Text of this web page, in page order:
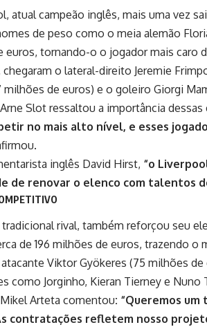
atual campeão inglês, mais uma vez
de peso como o meia alemão
euros, tornando-o o jogador mais caro
chegaram o lateral-direito Jeremie
milhões de euros) e o goleiro Giorgi
Slot ressaltou a importância dessas
no mais alto nível, e esses
inglês David Hirst, “o
de renovar o elenco com talentos
tradicional rival, também reforçou seu
de 196 milhões de euros, trazendo
Viktor Gyökeres (75 milhões
como Jorginho, Kieran Tierney e Nuno
Arteta comentou: “Queremos
contratações refletem nosso